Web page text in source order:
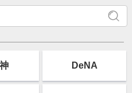
DeNA